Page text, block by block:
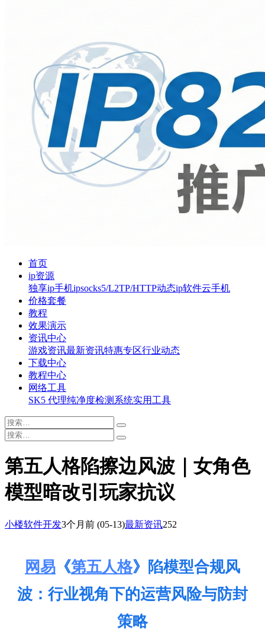
首页
ip资源
独享ip手机ipsocks5/L2TP/HTTP动态ip软件云手机
价格套餐
教程
效果演示
资讯中心
游戏资讯最新资讯特惠专区行业动态
下载中心
教程中心
网络工具
SK5 代理纯净度检测系统实用工具
第五人格陷擦边风波｜女角色
模型暗改引玩家抗议
小楼软件开发3个月前 (05-13)最新资讯252
网易 《第五人格》陷模型合规风
波：行业视角下的运营风险与防封
策略